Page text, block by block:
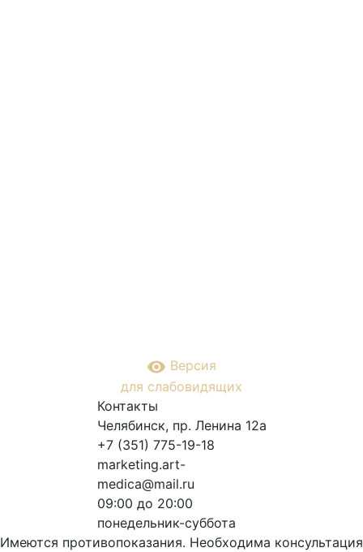
remove_red_eye Версия
для слабовидящих
Контакты
Челябинск, пр. Ленина 12a
+7 (351) 775-19-18
marketing.art-
medica@mail.ru
09:00 до 20:00
понедельник-суббота
Имеются противопоказания. Необходима консультация